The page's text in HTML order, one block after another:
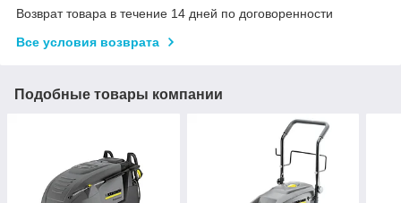
Возврат товара в течение 14 дней по договоренности
Все условия возврата
Подобные товары компании